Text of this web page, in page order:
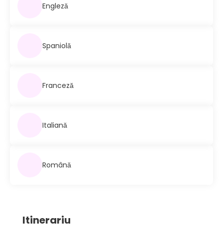
Engleză
Spaniolă
Franceză
Italiană
Română
Itinerariu